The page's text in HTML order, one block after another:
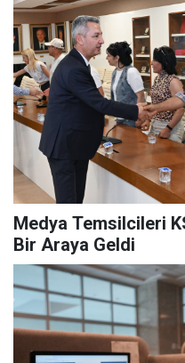
Medya Temsilcileri
Bir Araya Geldi